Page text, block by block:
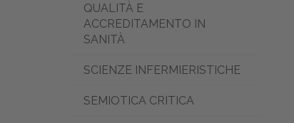
QUALITÀ E
ACCREDITAMENTO IN
SANITÀ
SCIENZE INFERMIERISTICHE
SEMIOTICA CRITICA